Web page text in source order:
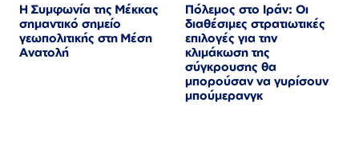
Η Συμφωνία της Μέκκας
σημαντικό σημείο
γεωπολιτικής στη Μέση
Ανατολή
Πόλεμος στο Ιράν: Οι
διαθέσιμες στρατιωτικές
επιλογές για την
κλιμάκωση της
σύγκρουσης θα
μπορούσαν να γυρίσουν
μπούμερανγκ